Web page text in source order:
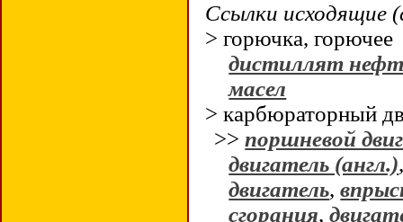
Ссылки исходящие
> горючка,
дистиллят
масел
> карбюраторный
>>поршневой
двигатель (англ.)
двигатель,
сгорания,